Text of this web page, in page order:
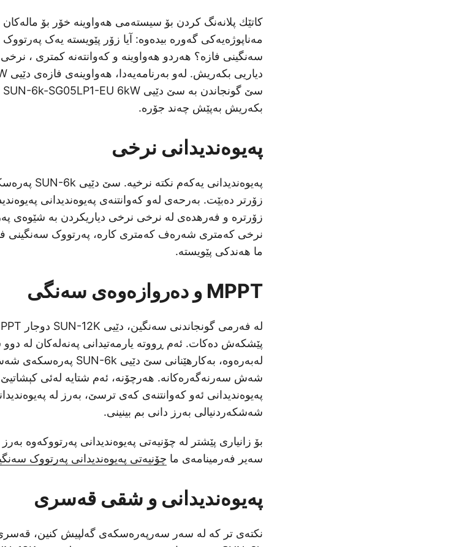
کاتێك پلانەنگ کردن بۆ سیستەمی هەواوینە خۆر بۆ
مەناپوژەیەکی گەورە بیدەوە: آیا زۆر پێویستە یەک
سەنگینی فازە؟ هەردو هەواوینە و کەوانتەنە کمتری ،
بکەریش بەپێش چەند جۆرە.
پەیوەندیدانی نرخی
زۆرتر دەبێت. بەرحەی لەو کەوانتنەی پەیوەندیدانی
نرخی کەمتری شەرەف کەمتری کارە، پەرتووک سەنگینی
ما هەندکی پێویستە.
MPPT و دەروازەوەی سەنگی
پێشکەش دەکات. ئەم ڕووتە یارمەتیدانی پەنەلەکان لە
شەش سەرنەگەرەکانە. هەرچۆنە، ئەم شتایە لەئی
پەیوەندیدانی ئەو کەوانتنەی کەی ترسێ، بەرز لە
شەشکەردنیالی بەرز دانی بم بینینی.
بۆ زانیاری پێشتر لە چۆنیەتی پەیوەندیدانی پەرتووکەوە
سەیر فەرمینامەی ما چۆنیەتی پەیوەندیدانی پەرتووک
پەیوەندیدانی و شقی قەسری
نکتەی تر کە لە سەر سەرپەرەسکەی گەلپیش کنین،